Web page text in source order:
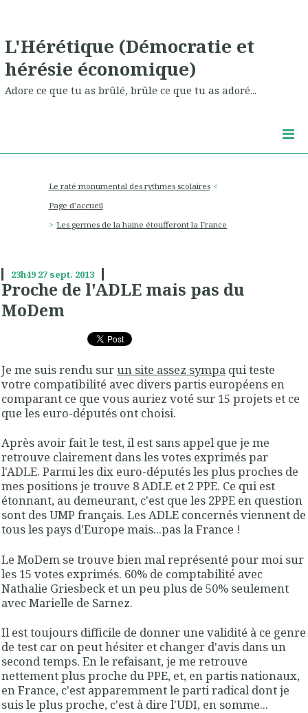
L'Hérétique (Démocratie et
hérésie économique)
Adore ce que tu as brûlé, brûle ce que tu as adoré...
Le raté monumental des rythmes scolaires
Page d'accueil
Les germes de la haine étoufferont la France
23h49 27 sept. 2013
Proche de l'ADLE mais pas du
MoDem
Je me suis rendu surun site assez sympa qui teste
votre compatibilité avec divers partis européens en
comparant ce que vous auriez voté sur 15 projets et ce
que les euro-députés ont choisi.
Après avoir fait le test, il est sans appel que je me
retrouve clairement dans les votes exprimés par
l'ADLE. Parmi les dix euro-députés les plus proches de
mes positions je trouve 8 ADLE et 2 PPE. Ce qui est
étonnant, au demeurant, c'est que les 2PPE en question
sont des UMP français. Les ADLE concernés viennent de
tous les pays d'Europe mais...pas la France !
Le MoDem se trouve bien mal représenté pour moi sur
les 15 votes exprimés. 60% de comptabilité avec
Nathalie Griesbeck et un peu plus de 50% seulement
avec Marielle de Sarnez.
Il est toujours difficile de donner une validité à ce genre
de test car on peut hésiter et changer d'avis dans un
second temps. En le refaisant, je me retrouve
nettement plus proche du PPE, et, en partis nationaux,
en France, c'est apparemment le parti radical dont je
suis le plus proche, c'est à dire l'UDI, en somme...